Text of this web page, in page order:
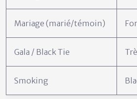
Mariage (marié/témoin)
Gala / Black Tie
Smoking